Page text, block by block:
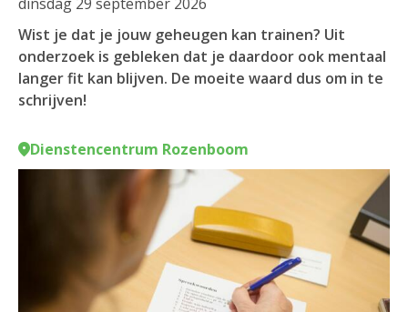
Wist je dat je jouw geheugen kan trainen? Uit
onderzoek is gebleken dat je daardoor ook mentaal
langer fit kan blijven. De moeite waard dus om in te
schrijven!
Dienstencentrum Rozenboom